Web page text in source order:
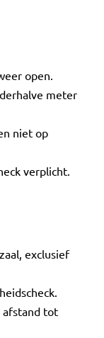
open.
meter
niet op
verplicht.
exclusief
afstand tot